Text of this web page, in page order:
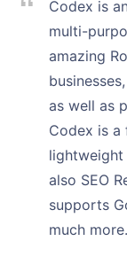
Codex is
multi-
amazing
as well as
Codex is a
also SEO
supports
much more.